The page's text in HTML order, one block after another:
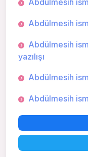
Abdülmesih
Abdülmesih
Abdülmesih
yazılışı
Abdülmesih
Abdülmesih